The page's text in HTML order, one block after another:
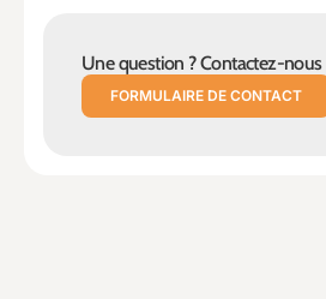
Une question ? Contactez-nous
FORMULAIRE DE CONTACT